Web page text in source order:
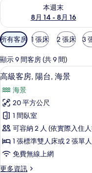
本週末
8月 14 - 8月 16
可
用
的
客
房
篩
選
條
件
所有客房 1 張床 2 張床 3
顯示 9 間客房 (共 9 間)
顯
示
高
級
客
房,
陽
台,
21
高級客房, 陽台, 海景
海景
20 平方公尺
1 間臥室
可容納 2 人 (依實際入住
1 張標準雙人床或 2 張單
免費無線上網
更多資訊
更